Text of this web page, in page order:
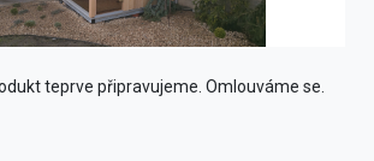
teprve připravujeme. Omlouváme se.